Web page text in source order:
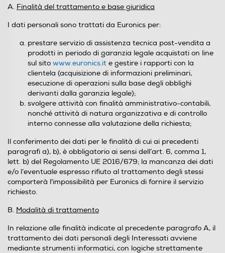
A. Finalità del trattamento e base giuridica
I dati personali sono trattati da Euronics per:
prestare servizio di assistenza tecnica post-vendita a
prodotti in periodo di garanzia legale acquistati on line
sul sito www.euronics.it e gestire i rapporti con la
clientela (acquisizione di informazioni preliminari,
esecuzione di operazioni sulla base degli obblighi
derivanti dalla garanzia legale);
svolgere attività con finalità amministrativo-contabili,
nonché attività di natura organizzativa e di controllo
interno connesse alla valutazione della richiesta;
Il conferimento dei dati per le finalità di cui ai precedenti
paragrafi a), b), è obbligatorio ai sensi dell’art. 6, comma 1,
lett. b) del Regolamento UE 2016/679; la mancanza dei dati
e/o l’eventuale espresso rifiuto al trattamento degli stessi
comporterà l'impossibilità per Euronics di fornire il servizio
richiesto.
B. Modalità di trattamento
In relazione alle finalità indicate al precedente paragrafo A, il
trattamento dei dati personali degli Interessati avviene
mediante strumenti informatici, con logiche strettamente